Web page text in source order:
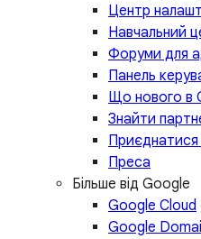
Центр
Навчальний
Форуми для
Панель
Що нового в
Знайти
Приєднатися
Преса
Більше від Google
Google Cloud
Google